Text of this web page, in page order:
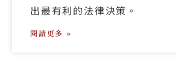
出最有利的法律決策。
閱讀更多 »